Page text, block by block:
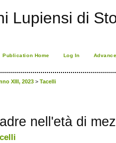
Lupiensi di
Publication Home Log In
XIII, 2023 > Tacelli
nell'età di